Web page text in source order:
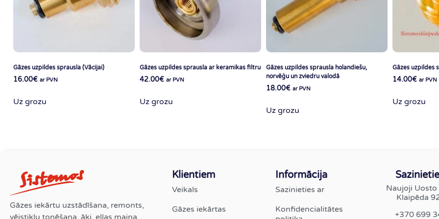
Gāzes uzpildes sprausla (Vācijai)
16.00€ ar PVN
Uz grozu
Gāzes uzpildes sprausla ar keramikas filtru
42.00€ ar PVN
Uz grozu
Gāzes uzpildes sprausla holandiešu,
norvēģu un zviedru valodā
18.00€ ar PVN
Uz grozu
Gāzes uzpildes
14.00€ ar PVN
Uz grozu
Gāzes iekārtu uzstādīšana, remonts,
vējstiklu tonēšana, āķi, eļļas maiņa,
Informācija
Sazinieties ar
Konfidencialitātes
Klientiem
Veikals
Gāzes iekārtas
Naujoji Uosto
Klaipēda
+370 699